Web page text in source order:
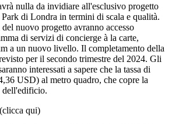
nulla da invidiare all'esclusivo progetto
di Londra in termini di scala e qualità.
nuovo progetto avranno accesso
di servizi di concierge à la carte,
a un nuovo livello. Il completamento della
per il secondo trimestre del 2024. Gli
interessati a sapere che la tassa di
USD) al metro quadro, che copre la
dell'edificio.
qui)